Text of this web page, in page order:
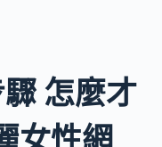
怎麼才
女性網